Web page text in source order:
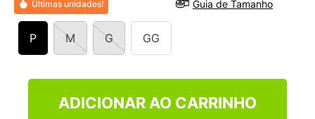
Últimas unidades! Guia de Tamanho
P M G GG
ADICIONAR AO CARRINHO
9 º
NEW 530
10º VANS TÊNIS VANS ULTRARANGE